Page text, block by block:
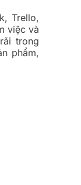
Trello,
việc và
trong
phẩm,